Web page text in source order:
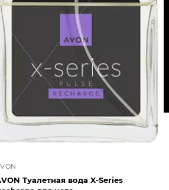
Туалетная вода X-Series